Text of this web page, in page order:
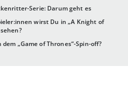
Serie: Darum geht es
wirst Du in „A Knight of
„Game of Thrones“-Spin-off?